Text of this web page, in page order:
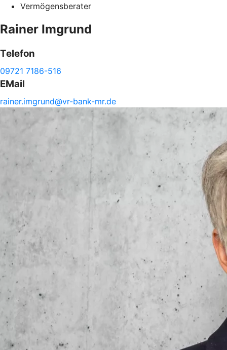
Vermögensberater
Rainer Imgrund
Telefon
09721 7186-516
EMail
rainer.imgrund@vr-bank-mr.de